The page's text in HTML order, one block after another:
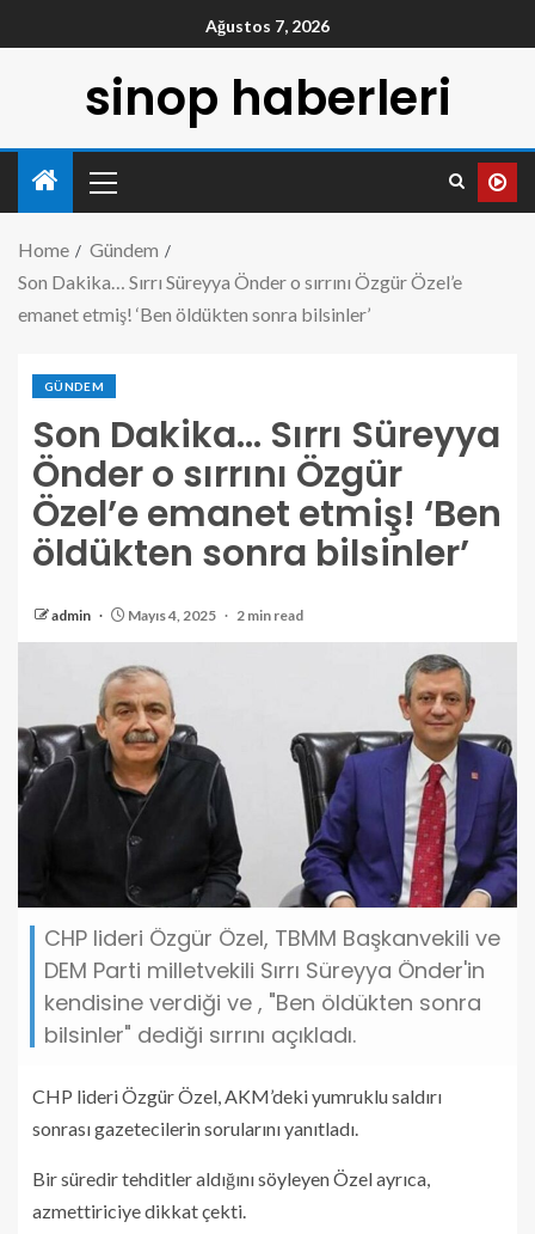
Ağustos 7, 2026
sinop haberleri
Home
Gündem
Son Dakika… Sırrı Süreyya Önder o sırrını Özgür Özel’e
emanet etmiş! ‘Ben öldükten sonra bilsinler’
GÜNDEM
Son Dakika… Sırrı Süreyya
Önder o sırrını Özgür
Özel’e emanet etmiş! ‘Ben
öldükten sonra bilsinler’
admin Mayıs 4, 2025 2 min read
CHP lideri Özgür Özel, TBMM Başkanvekili ve
DEM Parti milletvekili Sırrı Süreyya Önder'in
kendisine verdiği ve , "Ben öldükten sonra
bilsinler" dediği sırrını açıkladı.
CHP lideri Özgür Özel, AKM’deki yumruklu saldırı
sonrası gazetecilerin sorularını yanıtladı.
Bir süredir tehditler aldığını söyleyen Özel ayrıca,
azmettiriciye dikkat çekti.